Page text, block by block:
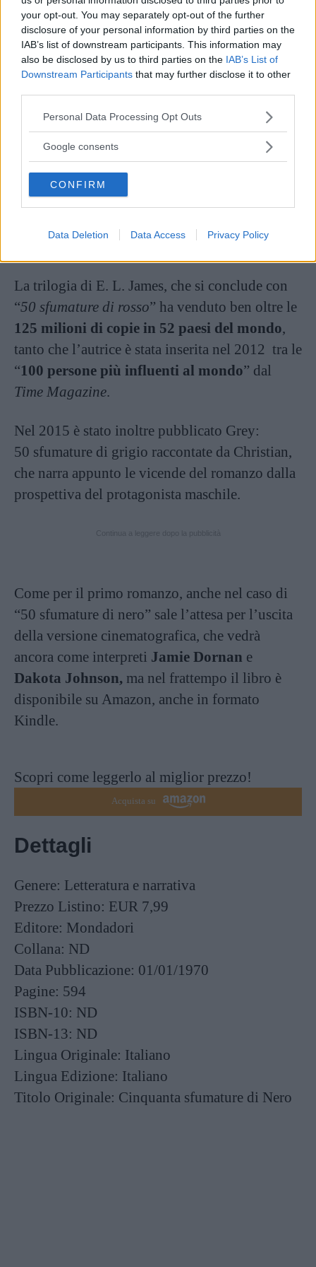
your opt-out. You may separately opt-out of the further
disclosure of your personal information by third parties on the
IAB’s list of downstream participants. This information may
also be disclosed by us to third parties on the IAB’s List of
Downstream Participants that may further disclose it to other
Please note that this website/app uses one or more Google
not limited to your visit or usage behaviour. You may click to
use your data for below specified purposes in below Google
consent section.
Personal Data Processing Opt Outs
Google consents
CONFIRM
Data Deletion Data Access Privacy Policy
storia, e il Grey tutto nuovo che si trova
davanti, perché il passato di lui torna
prepotentemente a bussare alla porta,
riproponendo vecchi fantasmi e nuove angosce
materializzatisi questa volta in due donne che,
per motivi diversi, hanno avuto un ruolo
importante nella vita precedente di Christian.
Toccherà di nuovo ad Anastasia prendere in
mano le redini della situazione ed affrontare una
La trilogia di E. L. James, che si conclude con
“50 sfumature di rosso” ha venduto ben oltre le
125 milioni di copie in 52 paesi del mondo,
tanto che l’autrice è stata inserita nel 2012 tra le
“100 persone più influenti al mondo” dal
Time Magazine.
Nel 2015 è stato inoltre pubblicato Grey:
50 sfumature di grigio raccontate da Christian,
che narra appunto le vicende del romanzo dalla
prospettiva del protagonista maschile.
Come per il primo romanzo, anche nel caso di
“50 sfumature di nero” sale l’attesa per l’uscita
della versione cinematografica, che vedrà
ancora come interpreti Jamie Dornan e
Dakota Johnson, ma nel frattempo il libro è
disponibile su Amazon, anche in formato
Kindle.
Scopri come leggerlo al miglior prezzo!
Acquista su
Dettagli
Genere: Letteratura e narrativa
Prezzo Listino: EUR 7,99
Editore: Mondadori
Collana: ND
Data Pubblicazione: 01/01/1970
Pagine: 594
ISBN-10: ND
ISBN-13: ND
Lingua Originale: Italiano
Lingua Edizione: Italiano
Titolo Originale: Cinquanta sfumature di Nero